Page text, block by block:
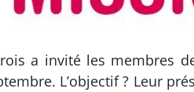
a invité les membres
L’objectif ? Leur